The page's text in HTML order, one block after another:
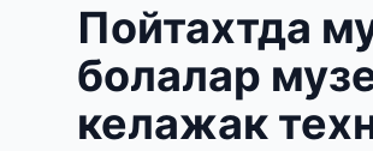
Пойтахтда
болалар
келажак